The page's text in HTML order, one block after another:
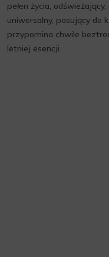
pełen życia,
uniwersalny, pasujący do
przypomina chwile
letniej esencji.